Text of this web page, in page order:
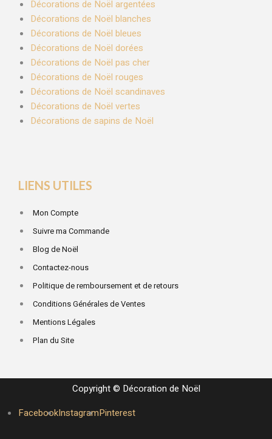
Décorations de Noël argentées
Décorations de Noël blanches
Décorations de Noël bleues
Décorations de Noël dorées
Décorations de Noël pas cher
Décorations de Noël rouges
Décorations de Noël scandinaves
Décorations de Noël vertes
Décorations de sapins de Noël
LIENS UTILES
Mon Compte
Suivre ma Commande
Blog de Noël
Contactez-nous
Politique de remboursement et de retours
Conditions Générales de Ventes
Mentions Légales
Plan du Site
Copyright © Décoration de Noël
FacebookInstagramPinterest